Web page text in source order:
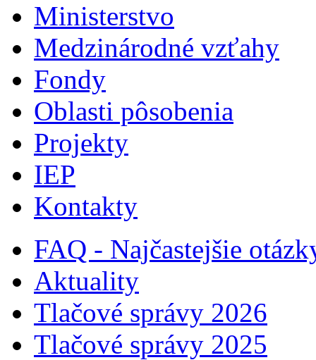
Ministerstvo
Medzinárodné vzťahy
Fondy
Oblasti pôsobenia
Projekty
IEP
Kontakty
FAQ - Najčastejšie
Aktuality
Tlačové správy 2026
Tlačové správy 2025